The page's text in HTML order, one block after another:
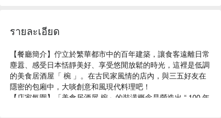
รายละเอียด
【餐廳簡介】佇立於繁華都市中的百年建築，讓食客遠離日常
塵囂、感受日本恬靜美好、享受悠閒放鬆的時光，這裡是低調
的美食居酒屋「 椀 」。在古民家風情的店內，與三五好友在
隱密的包廂中，大啖創意和風現代料理吧！
【店家氛圍】「美食居酒屋 椀」的裝潢概念是營造出 “ 100 年